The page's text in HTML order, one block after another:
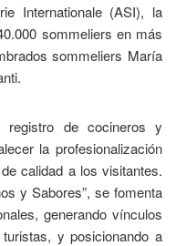
Internationale (ASI), la
sommeliers en más
sommeliers María
de cocineros y
la profesionalización
calidad a los visitantes.
y Sabores”, se fomenta
generando vínculos
y posicionando a